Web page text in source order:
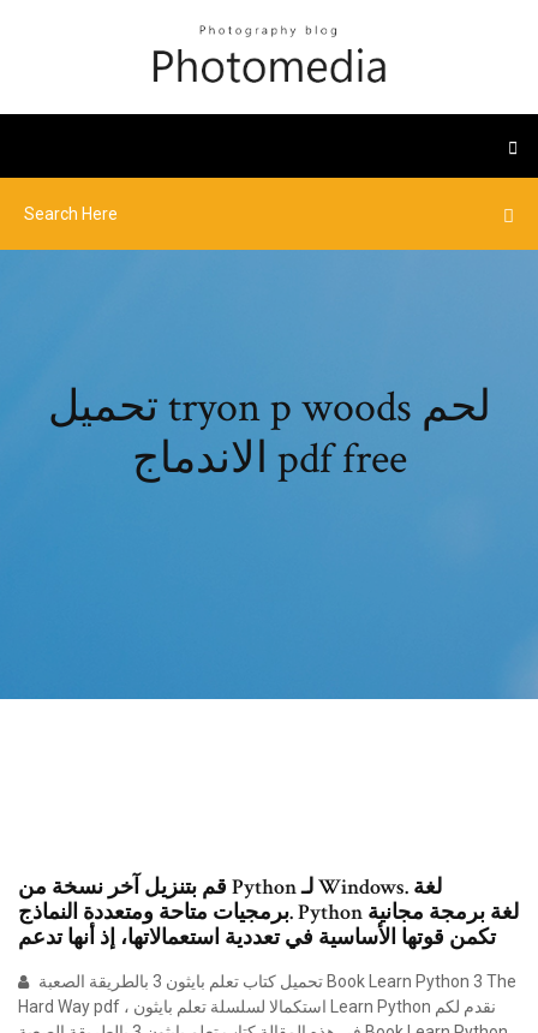
تحميل tryon p woods لحم
الاندماج pdf free
قم بتنزيل آخر نسخة من Python لـ Windows. لغة
برمجيات متاحة ومتعددة النماذج. Python لغة برمجة مجانية
تكمن قوتها الأساسية في تعددية استعمالاتها، إذ أنها تدعم
Hard Way pdf ، استكمالا لسلسلة تعلم بايثون Learn Python نقدم لكم